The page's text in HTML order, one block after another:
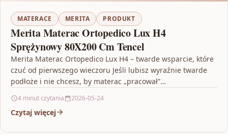
MATERACE MERITA PRODUKT
Merita Materac Ortopedico Lux H4
Sprężynowy 80X200 Cm Tencel
Merita Materac Ortopedico Lux H4 – twarde wsparcie, które
czuć od pierwszego wieczoru Jeśli lubisz wyraźnie twarde
podłoże i nie chcesz, by materac „pracował”…
4 minut czytania 2026-05-24
Czytaj więcej